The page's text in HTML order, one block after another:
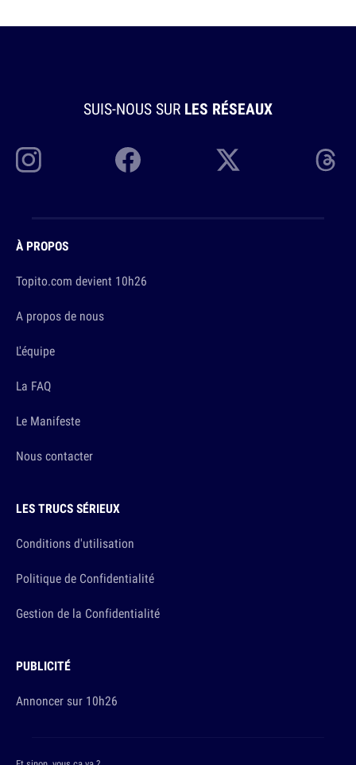
SUIS-NOUS SUR LES RÉSEAUX
À PROPOS
Topito.com devient 10h26
A propos de nous
L'équipe
La FAQ
Le Manifeste
Nous contacter
LES TRUCS SÉRIEUX
Conditions d'utilisation
Politique de Confidentialité
Gestion de la Confidentialité
PUBLICITÉ
Annoncer sur 10h26